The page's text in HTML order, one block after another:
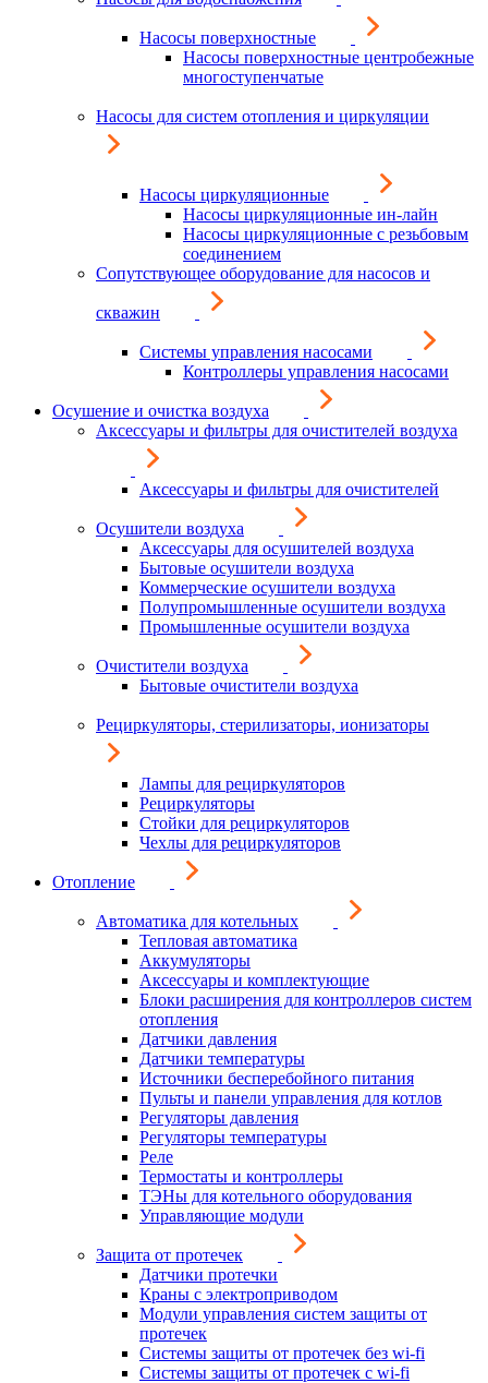
Насосы поверхностные
Насосы поверхностные центробежные
многоступенчатые
Насосы для систем отопления и циркуляции
Насосы циркуляционные
Насосы циркуляционные ин-лайн
Насосы циркуляционные с резьбовым
соединением
Сопутствующее оборудование для насосов и
скважин
Системы управления насосами
Контроллеры управления насосами
Осушение и очистка воздуха
Аксессуары и фильтры для очистителей воздуха
Аксессуары и фильтры для очистителей
Осушители воздуха
Аксессуары для осушителей воздуха
Бытовые осушители воздуха
Коммерческие осушители воздуха
Полупромышленные осушители воздуха
Промышленные осушители воздуха
Очистители воздуха
Бытовые очистители воздуха
Рециркуляторы, стерилизаторы, ионизаторы
Лампы для рециркуляторов
Рециркуляторы
Стойки для рециркуляторов
Чехлы для рециркуляторов
Отопление
Автоматика для котельных
Тепловая автоматика
Аккумуляторы
Аксессуары и комплектующие
Блоки расширения для контроллеров систем
отопления
Датчики давления
Датчики температуры
Источники бесперебойного питания
Пульты и панели управления для котлов
Регуляторы давления
Регуляторы температуры
Реле
Термостаты и контроллеры
ТЭНы для котельного оборудования
Управляющие модули
Защита от протечек
Датчики протечки
Краны с электроприводом
Модули управления систем защиты от
протечек
Системы защиты от протечек без wi-fi
Системы защиты от протечек с wi-fi